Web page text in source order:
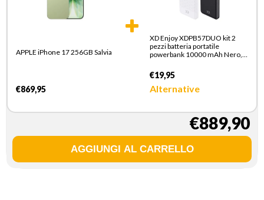
APPLE iPhone 17 256GB Salvia
€869,95
XD Enjoy XDPB57DUO kit 2
pezzi batteria portatile
powerbank 10000 mAh Nero,
€19,95
Alternative
€889,90